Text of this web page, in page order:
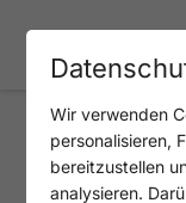
ATOLL
Wir verwenden
personalisieren,
bereitzustellen
analysieren.